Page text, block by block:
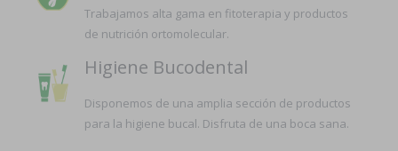
Trabajamos alta gama en fitoterapia y productos
de nutrición ortomolecular.
Higiene Bucodental
Disponemos de una amplia sección de productos
para la higiene bucal. Disfruta de una boca sana.